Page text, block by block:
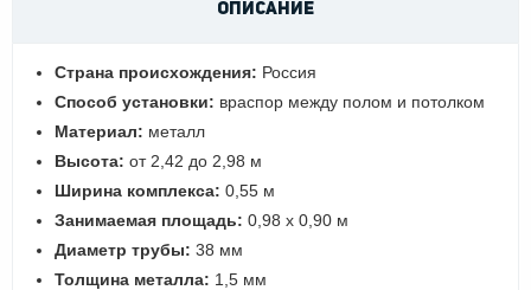
ОПИСАНИЕ
Страна происхождения: Россия
Способ установки: враспор между полом и потолком
Материал: металл
Высота: от 2,42 до 2,98 м
Ширина комплекса: 0,55 м
Занимаемая площадь: 0,98 х 0,90 м
Диаметр трубы: 38 мм
Толщина металла: 1,5 мм